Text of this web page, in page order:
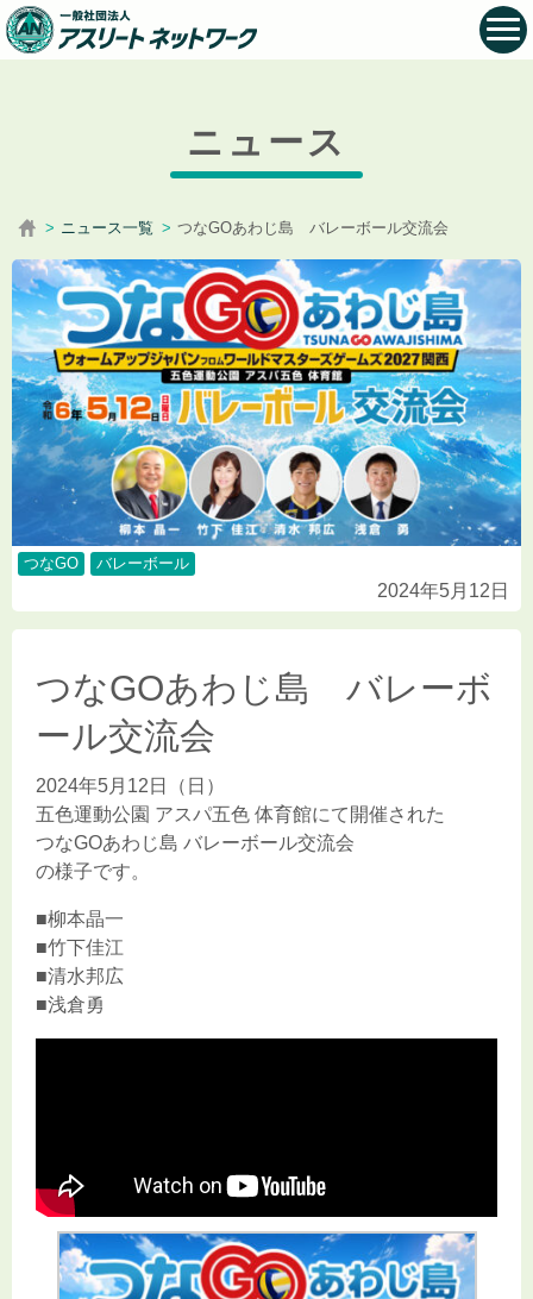
ニュース
ニュース一覧 つなGOあわじ島 バレーボール交流会
つなGO バレーボール
2024年5月12日
つなGOあわじ島 バレーボ
ール交流会
2024年5月12日（日）
五色運動公園 アスパ五色 体育館にて開催された
つなGOあわじ島 バレーボール交流会
の様子です。
■柳本晶一
■竹下佳江
■清水邦広
■浅倉勇